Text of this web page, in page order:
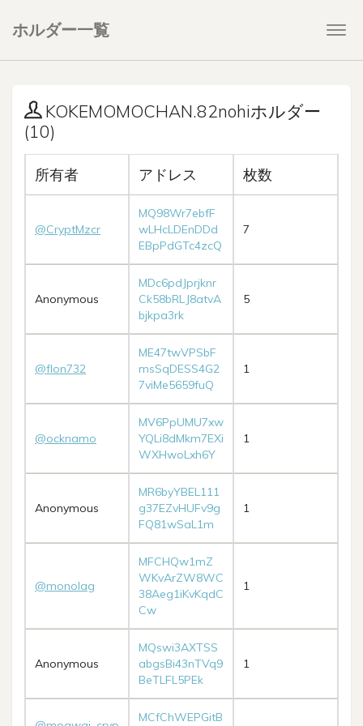
ホルダー一覧
KOKEMOMOCHAN.82nohiホルダー
(10)
所有者 アドレス 枚数
@CryptMzcr
MQ98Wr7ebfF
wLHcLDEnDDd
EBpPdGTc4zcQ
7
Anonymous
MDc6pdJprjknr
Ck58bRLJ8atvA
bjkpa3rk
5
@flon732
ME47twVPSbF
msSqDESS4G2
7viMe5659fuQ
1
@ocknamo
MV6PpUMU7xw
YQLi8dMkm7EXi
WXHwoLxh6Y
1
Anonymous
MR6byYBEL111
g37EZvHUFv9g
FQ81wSaL1m
1
@monolag
MFCHQw1mZ
WKvArZW8WC
38Aeg1iKvKqdC
Cw
1
Anonymous
MQswi3AXTSS
abgsBi43nTVq9
BeTLFL5PEk
1
MCfChWEPGitB